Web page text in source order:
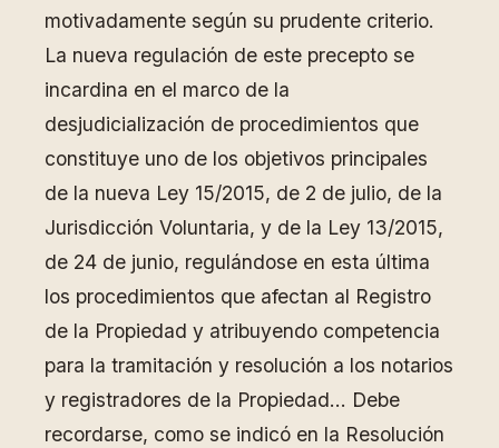
motivadamente según su prudente criterio.
La nueva regulación de este precepto se
incardina en el marco de la
desjudicialización de procedimientos que
constituye uno de los objetivos principales
de la nueva Ley 15/2015, de 2 de julio, de la
Jurisdicción Voluntaria, y de la Ley 13/2015,
de 24 de junio, regulándose en esta última
los procedimientos que afectan al Registro
de la Propiedad y atribuyendo competencia
para la tramitación y resolución a los notarios
y registradores de la Propiedad… Debe
recordarse, como se indicó en la Resolución